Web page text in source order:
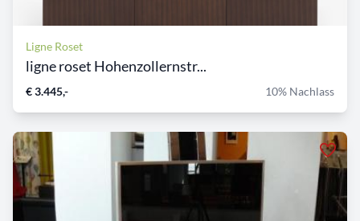
Ligne Roset
ligne roset Hohenzollernstr...
€ 3.445,- 10% Nachlass